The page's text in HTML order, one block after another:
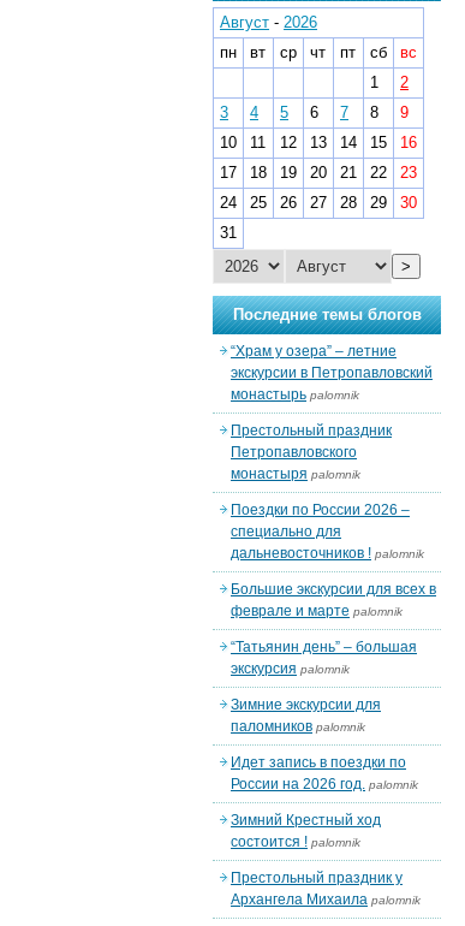
Август - 2026
пн
вт ср чт пт сб
вс
1
2
3
4 5 6 7 8
9
10
11 12 13 14 15
16
17
18 19 20 21 22
23
24
25 26 27 28 29
30
31
>
Последние темы блогов
“Храм у озера” – летние
экскурсии в Петропавловский
монастырь palomnik
Престольный праздник
Петропавловского
монастыря palomnik
Поездки по России 2026 –
специально для
дальневосточников ! palomnik
Большие экскурсии для всех в
феврале и марте palomnik
“Татьянин день” – большая
экскурсия palomnik
Зимние экскурсии для
паломников palomnik
Идет запись в поездки по
России на 2026 год. palomnik
Зимний Крестный ход
состоится ! palomnik
Престольный праздник у
Архангела Михаила palomnik